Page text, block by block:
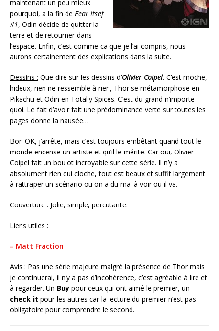
maintenant un peu mieux
pourquoi, à la fin de Fear Itsef
#1, Odin décide de quitter la
terre et de retourner dans
l’espace. Enfin, c’est comme ca que je l’ai compris, nous
aurons certainement des explications dans la suite.
Dessins : Que dire sur les dessins d’Olivier Coipel. C’est moche,
hideux, rien ne ressemble à rien, Thor se métamorphose en
Pikachu et Odin en Totally Spices. C’est du grand n’importe
quoi. Le fait d’avoir fait une prédominance verte sur toutes les
pages donne la nausée…
Bon OK, j’arrête, mais c’est toujours embêtant quand tout le
monde encense un artiste et qu’il le mérite. Car oui, Olivier
Coipel fait un boulot incroyable sur cette série. Il n’y a
absolument rien qui cloche, tout est beaux et suffit largement
à rattraper un scénario ou on a du mal à voir ou il va.
Couverture : Jolie, simple, percutante.
Liens utiles :
– Matt Fraction
Avis : Pas une série majeure malgré la présence de Thor mais
je continuerai, il n’y a pas d’incohérence, c’est agréable à lire et
à regarder. Un Buy pour ceux qui ont aimé le premier, un
check it pour les autres car la lecture du premier n’est pas
obligatoire pour comprendre le second.